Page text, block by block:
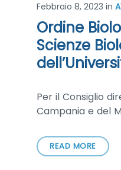
Febbraio 8, 2023 in
Ordine
Scienze
Per il Consiglio
Campania e del
READ MORE